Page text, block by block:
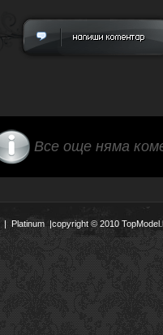
Все още няма
| Platinum |copyright © 2010